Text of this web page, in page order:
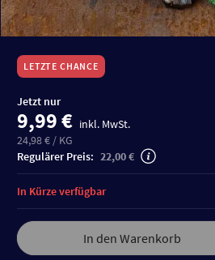
LETZTE CHANCE
Jetzt nur
9,99 € inkl. MwSt.
24,98 € / KG
Regulärer Preis: 22,00 €
In den Warenkorb
In Kürze verfügbar